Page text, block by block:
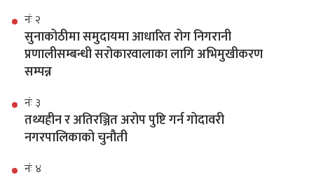
नंः २
सुनाकोठीमा समुदायमा आधारित रोग निगरानी
प्रणालीसम्बन्धी सरोकारवालाका लागि अभिमुखीकरण
सम्पन्न
नंः ३
तथ्यहीन र अतिरञ्जित अरोप पुष्टि गर्न गोदावरी
नगरपालिकाको चुनौती
नंः ४